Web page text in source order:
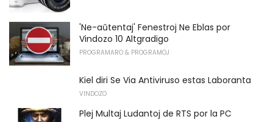
'Ne-aŭtentaj' Fenestroj Ne Eblas por
Vindozo 10 Altgradigo
PROGRAMARO & PROGRAMOJ
Kiel diri Se Via Antiviruso estas Laboranta
VINDOZO
Plej Multaj Ludantoj de RTS por la PC